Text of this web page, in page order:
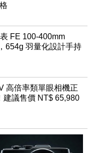
FE 100-400mm
654g 羽量化設計手持
高倍率類單眼相機正
建議售價 NT$ 65,980